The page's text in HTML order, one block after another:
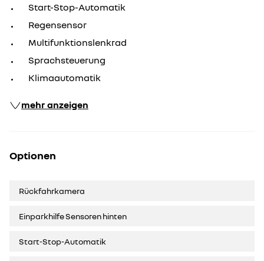
Start-Stop-Automatik
Regensensor
Multifunktionslenkrad
Sprachsteuerung
Klimaautomatik
mehr anzeigen
Optionen
Rückfahrkamera
Einparkhilfe Sensoren hinten
Start-Stop-Automatik